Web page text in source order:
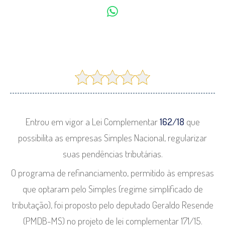
Entrou em vigor a Lei Complementar162/18 que
possibilita as empresas Simples Nacional, regularizar
suas pendências tributárias.
O programa de refinanciamento, permitido às empresas
que optaram pelo Simples (regime simplificado de
tributação), foi proposto pelo deputado Geraldo Resende
(PMDB-MS) no projeto de lei complementar 171/15.